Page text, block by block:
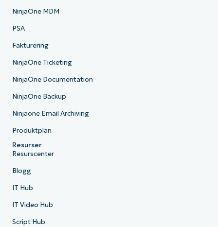
NinjaOne MDM
PSA
Fakturering
NinjaOne Ticketing
NinjaOne Documentation
NinjaOne Backup
Ninjaone Email Archiving
Produktplan
Resurser
Resurscenter
Blogg
IT Hub
IT Video Hub
Script Hub